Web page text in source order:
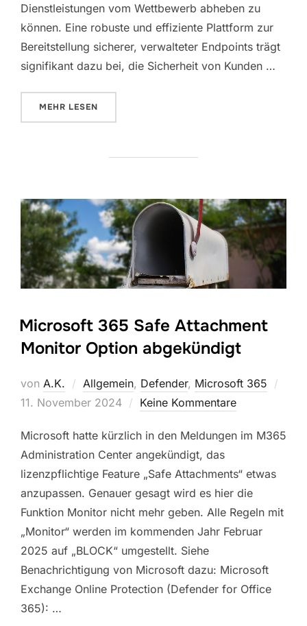
Dienstleistungen vom Wettbewerb abheben zu
können. Eine robuste und effiziente Plattform zur
Bereitstellung sicherer, verwalteter Endpoints trägt
signifikant dazu bei, die Sicherheit von Kunden …
MEHR ÜBER „GASTBEITRAG – ADN PREVENTATIVE
LESEN
Microsoft 365 Safe Attachment
Monitor Option abgekündigt
von A.K. Allgemein, Defender, Microsoft 365
11. November 2024 Keine Kommentare
Microsoft hatte kürzlich in den Meldungen im M365
Administration Center angekündigt, das
lizenzpflichtige Feature „Safe Attachments“ etwas
anzupassen. Genauer gesagt wird es hier die
Funktion Monitor nicht mehr geben. Alle Regeln mit
„Monitor“ werden im kommenden Jahr Februar
2025 auf „BLOCK“ umgestellt. Siehe
Benachrichtigung von Microsoft dazu: Microsoft
Exchange Online Protection (Defender for Office
365): …